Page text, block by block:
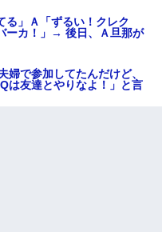
る」Ａ「ずるい！クレク
ーカ！」→ 後日、Ａ旦那が
婦で参加してたんだけど、
は友達とやりなよ！」と言